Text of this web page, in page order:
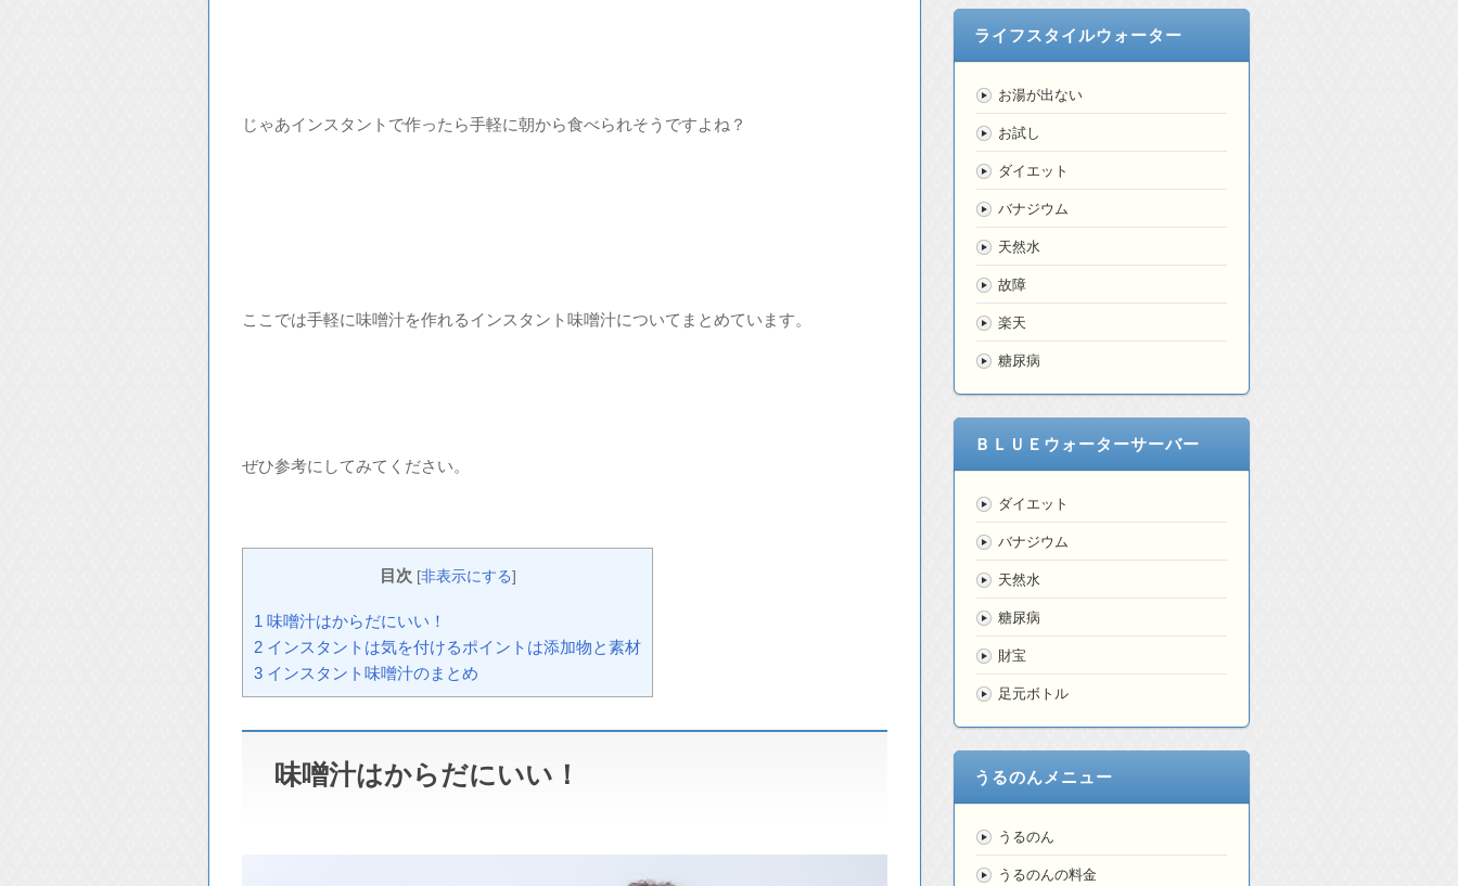
じゃあインスタントで作ったら手軽に朝から食べられそうですよね？
ここでは手軽に味噌汁を作れるインスタント味噌汁についてまとめています。
ぜひ参考にしてみてください。
目次 [非表示にする]
1 味噌汁はからだにいい！
2 インスタントは気を付けるポイントは添加物と素材
3 インスタント味噌汁のまとめ
味噌汁はからだにいい！
ライフスタイルウォーター
お湯が出ない
お試し
ダイエット
バナジウム
天然水
故障
楽天
糖尿病
ＢＬＵＥウォーターサーバー
ダイエット
バナジウム
天然水
糖尿病
財宝
足元ボトル
うるのんメニュー
うるのん
うるのんの料金